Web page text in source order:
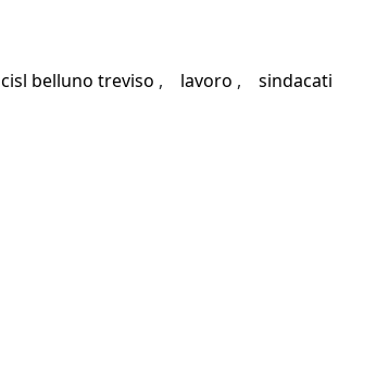
cisl belluno treviso lavoro sindacati